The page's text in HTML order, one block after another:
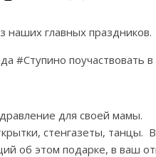
главных праздников.
#Ступино поучаствовать
для своей мамы.
стенгазеты, танцы.
об этом подарке, в ваш